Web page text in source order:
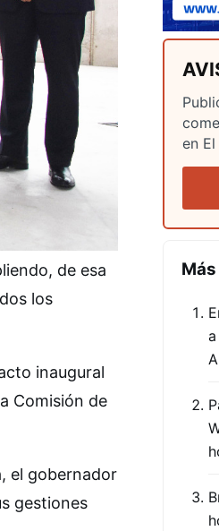
de esa
los
inaugural
Comisión de
el gobernador
gestiones
en